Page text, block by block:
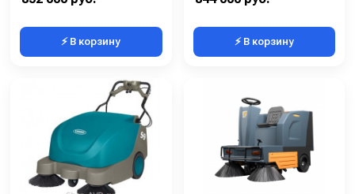
⚡ В корзину ⚡ В корзину